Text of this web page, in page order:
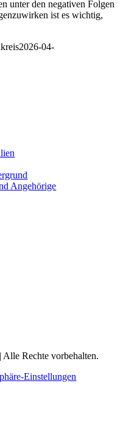
unter den negativen Folgen
ist es wichtig,
2026-04-
Angehörige
Rechte vorbehalten.
Einstellungen